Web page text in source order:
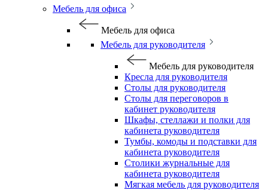
Мебель для офиса
Мебель для офиса
Мебель для руководителя
Мебель для руководителя
Кресла для руководителя
Столы для руководителя
Столы для переговоров в
кабинет руководителя
Шкафы, стеллажи и полки для
кабинета руководителя
Тумбы, комоды и подставки для
кабинета руководителя
Столики журнальные для
кабинета руководителя
Мягкая мебель для руководителя